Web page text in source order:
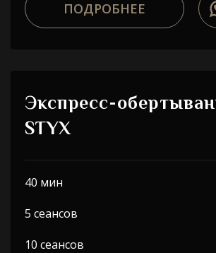
ПОДРОБНЕЕ
Экспресс-
STYX
40 мин
5 сеансов
10 сеансов
Выберите процедуру
ЗАБРОНИРОВАТЬ